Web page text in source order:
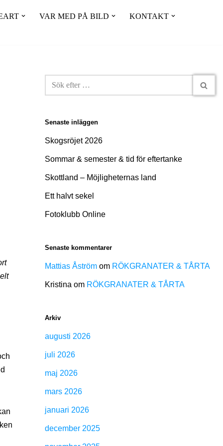
VAR MED PÅ BILD KONTAKT
Senaste inläggen
Skogsröjet 2026
Sommar & semester & tid för eftertanke
Skottland – Möjligheternas land
Ett halvt sekel
Fotoklubb Online
Senaste kommentarer
Mattias Åströmom RÖKGRANATER & TÅRTA
Kristina om RÖKGRANATER & TÅRTA
Arkiv
augusti 2026
juli 2026
maj 2026
mars 2026
januari 2026
december 2025